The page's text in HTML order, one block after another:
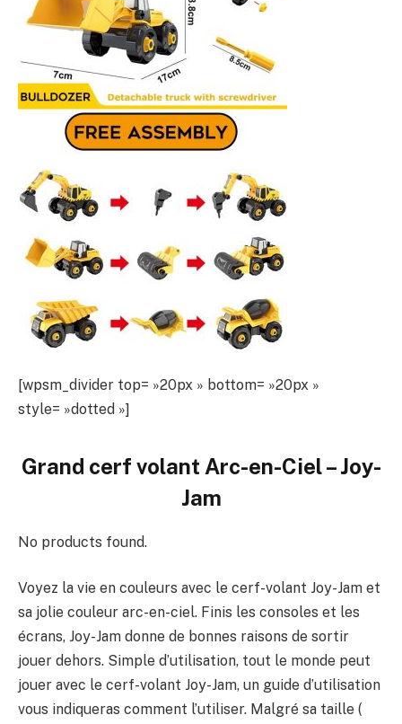
[wpsm_divider top= »20px » bottom= »20px »
style= »dotted »]
Grand cerf volant Arc-en-Ciel – Joy-
Jam
No products found.
Voyez la vie en couleurs avec le cerf-volant Joy-Jam et
sa jolie couleur arc-en-ciel. Finis les consoles et les
écrans, Joy-Jam donne de bonnes raisons de sortir
jouer dehors. Simple d’utilisation, tout le monde peut
jouer avec le cerf-volant Joy-Jam, un guide d’utilisation
vous indiqueras comment l’utiliser. Malgré sa taille (